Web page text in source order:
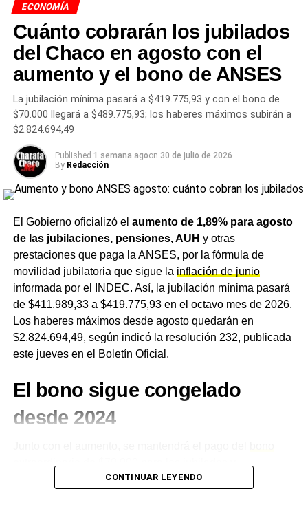
El organismo también publicó los valores para otros tipos
de hogar. Un núcleo de tres integrantes —una mujer de
35 años, su hijo de 18 y su madre de 61— tuvo una CBT
de$1.170.106y una CBA de$529.460
. En el extremo
opuesto, una familia de cinco personas con hijos
pequeños enfrentó una CBT de$1.545.872y una CBA de
$699.490.
En lo que va del año
En el acumulado del primer cuatrimestre, tanto la CBT
como la CBA subieron12,3% y 12,8% respectivamente,
La canasta alimentaria pasó de $589.510 en diciembre a
los $665.053 de abril.
Vale aclarar que los valores del INDEC corresponden al
Gran Buenos Airesy no reflejan directamente la realidad
del interior. Históricamente, los precios de alimentos son
más altos en la Patagonia y más bajos en el norte del
país, lo que implica que la línea de pobreza efectiva en el
Chaco puede diferir de la cifra nacional. Sin embargo, la
indicador más relevante para evaluar el acceso real de
que cobran laTarjeta Alimentarreciben en mayo entre
$89.000 y $178.000 mensuales según la composición del
ECONOMÍA
Cuánto cobrarán los jubilados
del Chaco en agosto con el
aumento y el bono de ANSES
La jubilación mínima pasará a $419.775,93 y con el bono de
$70.000 llegará a $489.775,93; los haberes máximos subirán a
$2.824.694,49
Published 1 semana agoon 30 de julio de 2026
By Redacción
El Gobierno oficializó el aumento de 1,89% para agosto
de las jubilaciones, pensiones, AUH y otras
prestaciones que paga la ANSES, por la fórmula de
movilidad jubilatoria que sigue la inflación de junio
informada por el INDEC. Así, la jubilación mínima pasará
de $411.989,33 a $419.775,93 en el octavo mes de 2026.
Los haberes máximos desde agosto quedarán en
$2.824.694,49, según indicó la resolución 232, publicada
este jueves en el Boletín Oficial.
El bono sigue congelado
desde 2024
pensionados de menores ingresos, un refuerzo que no se
CONTINUAR LEYENDO